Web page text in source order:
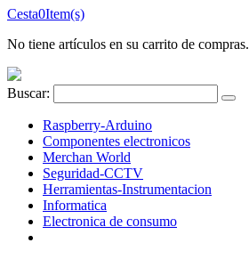
Cesta0Item(s)
No tiene artículos en su carrito de compras.
Buscar:
Raspberry-Arduino
Componentes electronicos
Merchan World
Seguridad-CCTV
Herramientas-Instrumentacion
Informatica
Electronica de consumo